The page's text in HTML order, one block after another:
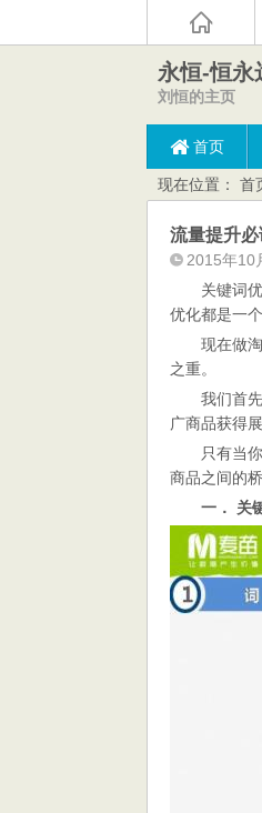
永恒-恒
刘恒的主页
首页
现在位置： 首
流量提升
2015年10
关键词
优化都是一
现在做
之重。
我们首
广商品获得
只有当
商品之间的桥
一． 关